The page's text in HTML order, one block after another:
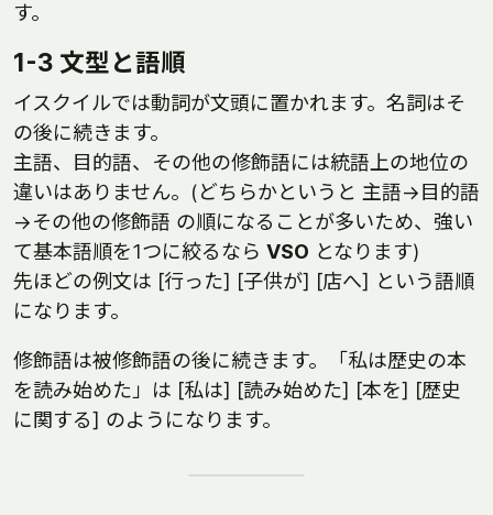
す。
1-3 文型と語順
イスクイルでは動詞が文頭に置かれます。名詞はそ
の後に続きます。
主語、目的語、その他の修飾語には統語上の地位の
違いはありません。(どちらかというと 主語→目的語
→その他の修飾語 の順になることが多いため、強い
て基本語順を1つに絞るなら VSO となります)
先ほどの例文は [行った] [子供が] [店へ] という語順
になります。
修飾語は被修飾語の後に続きます。「私は歴史の本
を読み始めた」は [私は] [読み始めた] [本を] [歴史
に関する] のようになります。